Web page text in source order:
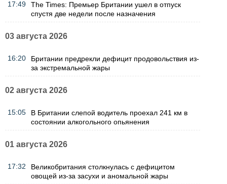
17:49
The Times: Премьер Британии ушел в отпуск
спустя две недели после назначения
03 августа 2026
16:20
Британии предрекли дефицит продовольствия из-
за экстремальной жары
02 августа 2026
15:05
В Британии слепой водитель проехал 241 км в
состоянии алкогольного опьянения
01 августа 2026
17:32
Великобритания столкнулась с дефицитом
овощей из-за засухи и аномальной жары